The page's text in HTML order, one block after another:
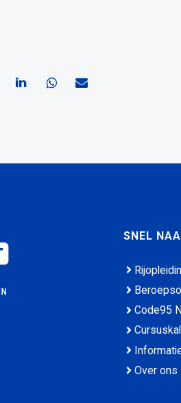
pagina op Facebook
deze pagina op X
Deel deze pagina op LinkedIn
Deel deze pagina op
Deel deze pagina
SNEL
Code95
Over ons